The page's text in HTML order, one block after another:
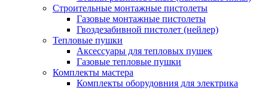
Строительные монтажные пистолеты
Газовые монтажные пистолеты
Гвоздезабивной пистолет (нейлер)
Тепловые пушки
Аксессуары для тепловых пушек
Газовые тепловые пушки
Комплекты мастера
Комплекты оборудовния для электрика